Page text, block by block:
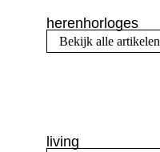
herenhorloges
Bekijk alle artikelen
living